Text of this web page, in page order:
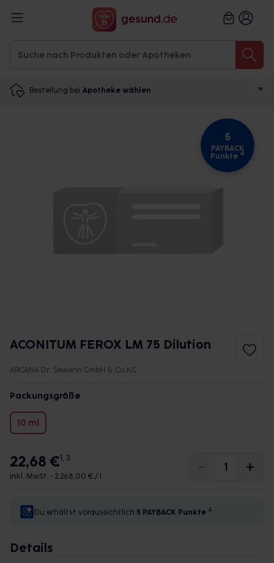
Bestellung bei Apotheke wählen
5
PAYBACK
Punkte 4
ACONITUM FEROX LM 75 Dilution
ARCANA Dr. Sewerin GmbH & Co.KG
Packungsgröße
10 ml
22,68 €1, 3
inkl. MwSt. • 2.268,00 € / l
Du erhältst voraussichtlich 5 PAYBACK Punkte 4
Details